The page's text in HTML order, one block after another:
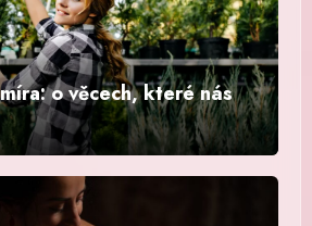
o věcech, které nás